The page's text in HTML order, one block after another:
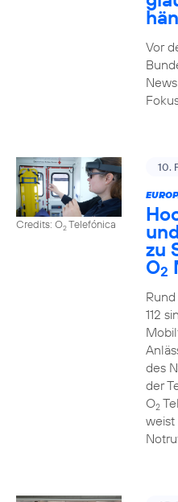
Vor
Credits: O2Telefónica
10.
zu
O2
112
des
der
O2
weist